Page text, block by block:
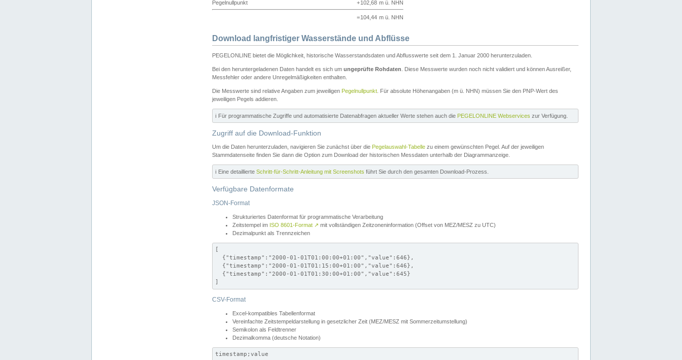
Pegelnullpunkt
+102,68 m ü. NHN
=104,44 m ü. NHN
Download langfristiger Wasserstände und Abflüsse
PEGELONLINE bietet die Möglichkeit, historische Wasserstandsdaten und Abflusswerte seit dem 1. Januar 2000 herunterzuladen.
Bei den heruntergeladenen Daten handelt es sich um ungeprüfte Rohdaten . Diese Messwerte wurden noch nicht validiert und können Ausreißer,
Messfehler oder andere Unregelmäßigkeiten enthalten.
Die Messwerte sind relative Angaben zum jeweiligen Pegelnullpunkt . Für absolute Höhenangaben (m ü. NHN) müssen Sie den PNP-Wert des
jeweiligen Pegels addieren.
ℹ️ Für programmatische Zugriffe und automatisierte Datenabfragen aktueller Werte stehen auch die PEGELONLINE Webservices zur Verfügung.
Zugriff auf die Download-Funktion
Um die Daten herunterzuladen, navigieren Sie zunächst über die Pegelauswahl-Tabelle zu einem gewünschten Pegel. Auf der jeweiligen
Stammdatenseite finden Sie dann die Option zum Download der historischen Messdaten unterhalb der Diagrammanzeige.
ℹ️ Eine detaillierte Schritt-für-Schritt-Anleitung mit Screenshots führt Sie durch den gesamten Download-Prozess.
Verfügbare Datenformate
JSON-Format
Strukturiertes Datenformat für programmatische Verarbeitung
Zeitstempel im ISO 8601-Format ↗ mit vollständigen Zeitzoneninformation (Offset von MEZ/MESZ zu UTC)
Dezimalpunkt als Trennzeichen
[
  {"timestamp":"2000-01-01T01:00:00+01:00","value":646},
  {"timestamp":"2000-01-01T01:15:00+01:00","value":646},
  {"timestamp":"2000-01-01T01:30:00+01:00","value":645}
]
CSV-Format
Excel-kompatibles Tabellenformat
Vereinfachte Zeitstempeldarstellung in gesetzlicher Zeit (MEZ/MESZ mit Sommerzeitumstellung)
Semikolon als Feldtrenner
Dezimalkomma (deutsche Notation)
timestamp;value